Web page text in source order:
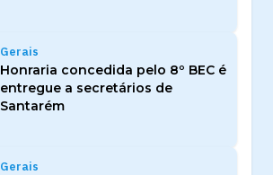
Gerais
Honraria concedida pelo 8º BEC é
entregue a secretários de
Santarém
Gerais